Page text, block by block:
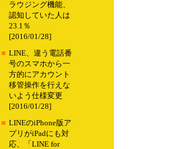
ラウジング機能、
認知していた人は
23.1％
[2016/01/28]
■ LINE、違う電話番
号のスマホから一
方的にアカウント
移管操作を行えな
いよう仕様変更
[2016/01/28]
■ LINEのiPhone版ア
プリがiPadにも対
応、「LINE for